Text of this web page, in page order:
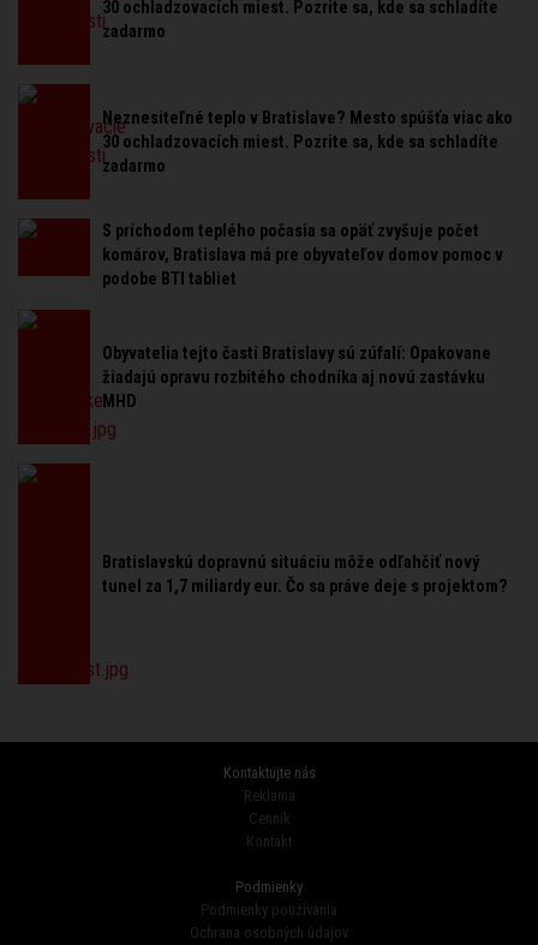
30 ochladzovacích miest. Pozrite sa, kde sa schladíte
zadarmo
Neznesiteľné teplo v Bratislave? Mesto spúšťa viac ako
30 ochladzovacích miest. Pozrite sa, kde sa schladíte
zadarmo
S príchodom teplého počasia sa opäť zvyšuje počet
komárov, Bratislava má pre obyvateľov domov pomoc v
podobe BTI tabliet
Obyvatelia tejto časti Bratislavy sú zúfalí: Opakovane
žiadajú opravu rozbitého chodníka aj novú zastávku
MHD
Bratislavskú dopravnú situáciu môže odľahčiť nový
tunel za 1,7 miliardy eur. Čo sa práve deje s projektom?
Kontaktujte nás
Reklama
Cenník
Kontakt
Podmienky
Podmienky používania
Ochrana osobných údajov